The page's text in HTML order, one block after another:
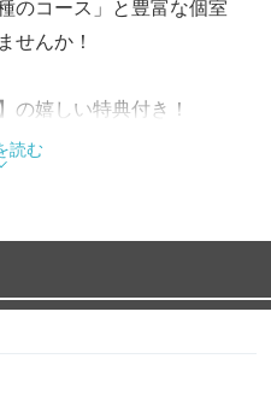
のコース」と豊富な個室
せんか！
嬉しい特典付き！
、人気の「スタンダー
ス」の３種から、ご予算や
対応の完全個室を完備！
なコンセプトルームも充
読む